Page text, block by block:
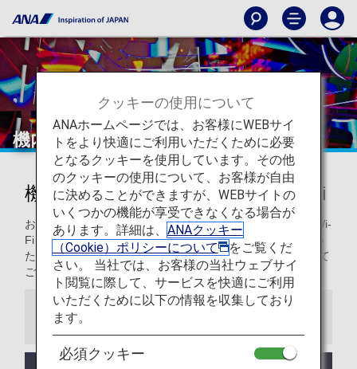
機内エンターテインメントとWi-Fi
機内エンターテインメントとWi-Fi
お好きな時にエンターテインメントを楽しみ、必要な時にWi-
Fiをご利用ください。ANAの各クラス（国際線）をご利用い
ただくお客様へ、機内Wi-Fi・エンターテインメントについて
ご案内いたします。
お知らせ
クッキーの使用について
ANAホームページでは、お客様にWEBサイ
トをより快適にご利用いただくために必要
となるクッキーを使用しています。その他
のクッキーの使用について、お客様が自由
に決めることができますが、WEBサイトの
いくつかの機能が享受できなくなる場合が
あります。詳細は、 ANAクッキー
（Cookie）ポリシーについて
をご覧くだ
さい。 当社では、お客様の当社ウェブサイ
ト閲覧に際して、サービスを快適にご利用
いただくために以下の情報を収集しており
ます。
必須クッキー